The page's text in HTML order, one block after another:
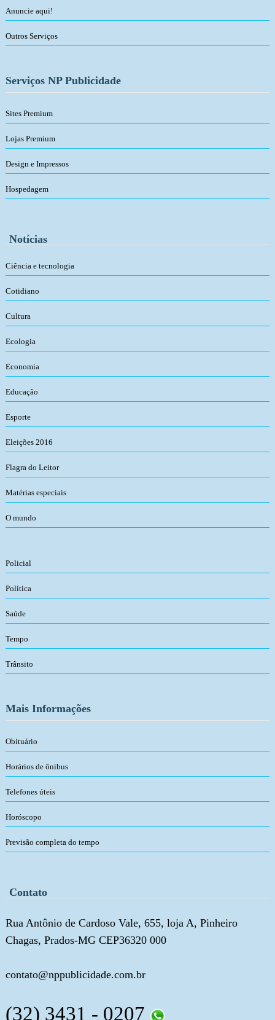
Anuncie aqui!
Outros Serviços
Serviços NP Publicidade
Sites Premium
Lojas Premium
Design e Impressos
Hospedagem
Notícias
Ciência e tecnologia
Cotidiano
Cultura
Ecologia
Economia
Educação
Esporte
Eleições 2016
Flagra do Leitor
Matérias especiais
O mundo
Policial
Política
Saúde
Tempo
Trânsito
Mais Informações
Obituário
Horários de ônibus
Telefones úteis
Horóscopo
Previsão completa do tempo
Contato
Rua Antônio de Cardoso Vale, 655, loja A, Pinheiro
Chagas, Prados-MG CEP36320 000
contato@nppublicidade.com.br
(32) 3431 - 0207